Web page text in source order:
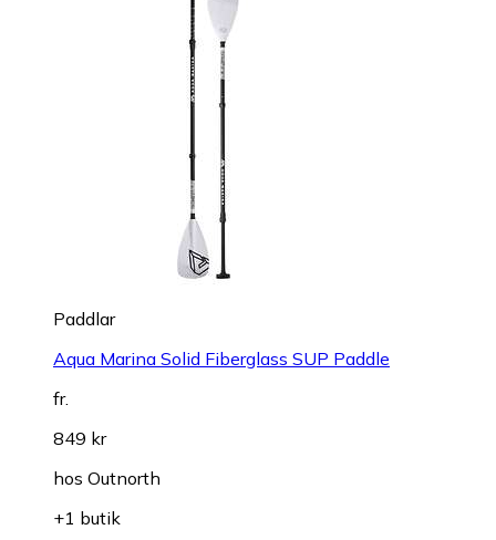
Paddlar
Aqua Marina Solid Fiberglass SUP Paddle
fr.
849 kr
hos Outnorth
+1 butik